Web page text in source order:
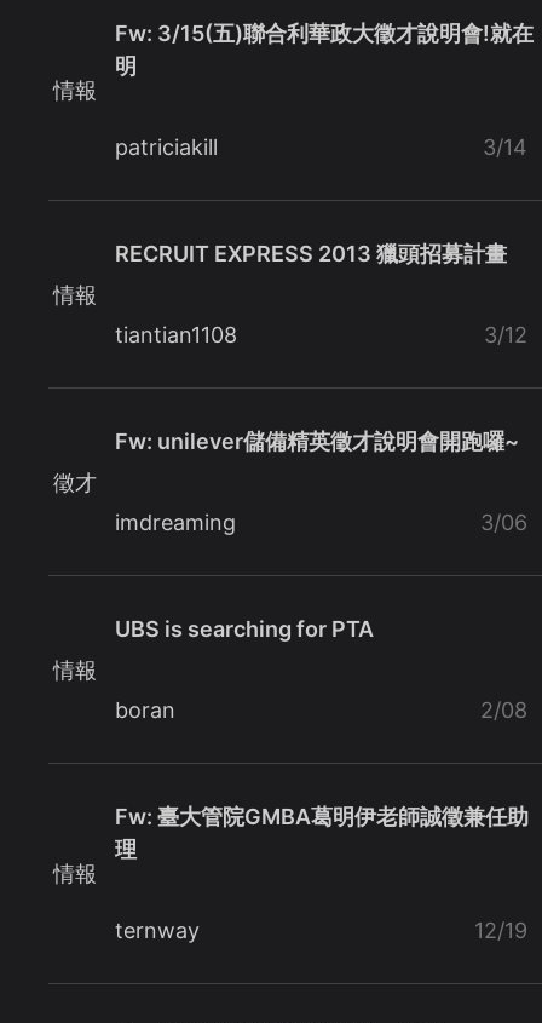
情報
Fw: 3/15(五)聯合利華政大徵才說明會!就在
明
patriciakill 3/14
情報
RECRUIT EXPRESS 2013 獵頭招募計畫
tiantian1108 3/12
徵才
Fw: unilever儲備精英徵才說明會開跑囉~
imdreaming 3/06
情報
UBS is searching for PTA
boran 2/08
情報
Fw: 臺大管院GMBA葛明伊老師誠徵兼任助
理
ternway 12/19